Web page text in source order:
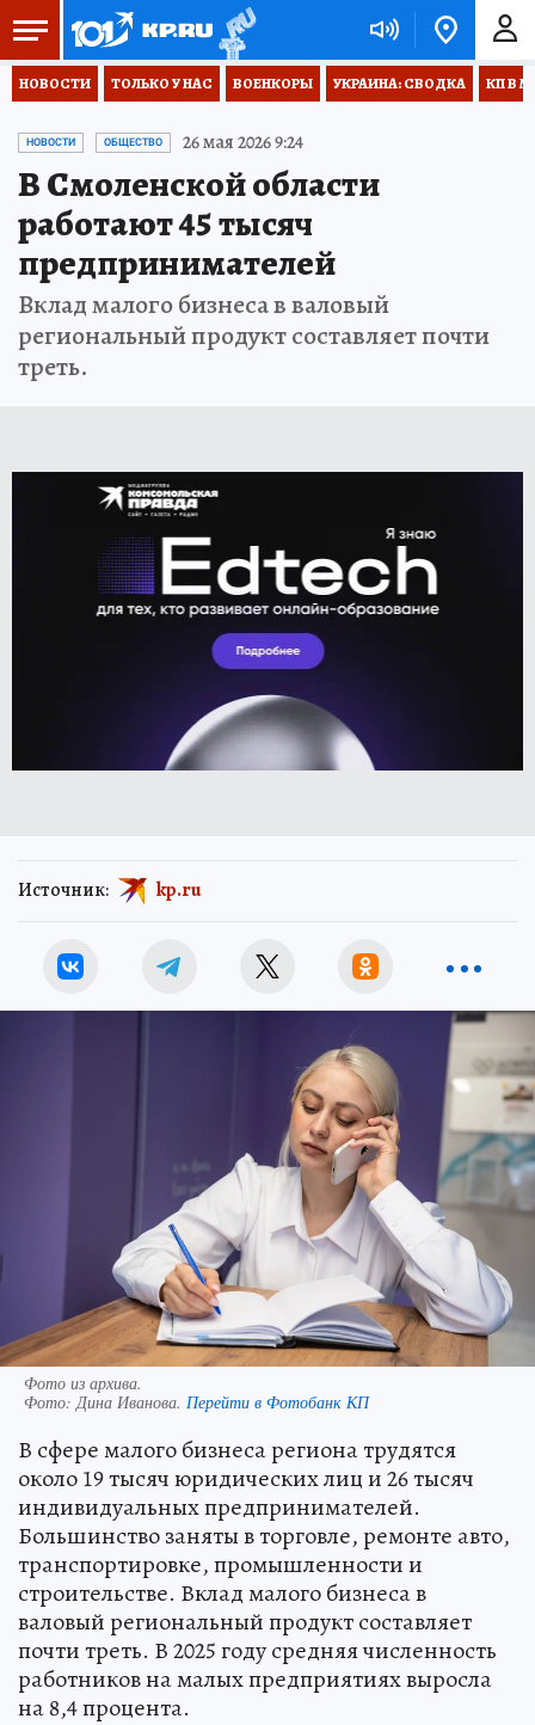
НОВОСТИ ТОЛЬКО У НАС ВОЕНКОРЫ УКРАИНА: СВОДКА КП В
НОВОСТИ ОБЩЕСТВО 26 мая 2026 9:24
В Смоленской области
работают 45 тысяч
предпринимателей
Вклад малого бизнеса в валовый
региональный продукт составляет почти
треть.
Источник: kp.ru
Фото из архива.
Фото: Дина Иванова. Перейти в Фотобанк КП
В сфере малого бизнеса региона трудятся
около 19 тысяч юридических лиц и 26 тысяч
индивидуальных предпринимателей.
Большинство заняты в торговле, ремонте авто,
транспортировке, промышленности и
строительстве. Вклад малого бизнеса в
валовый региональный продукт составляет
почти треть. В 2025 году средняя численность
работников на малых предприятиях выросла
на 8,4 процента.